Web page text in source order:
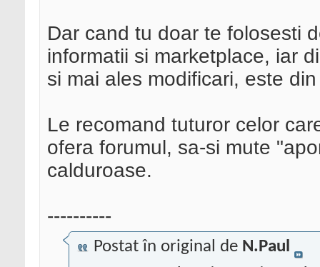
Dar cand tu doar te folosesti
informatii si marketplace, iar
si mai ales modificari, este
Le recomand tuturor celor
ofera forumul, sa-si mute
calduroase.
----------
Postat în original de N.Paul